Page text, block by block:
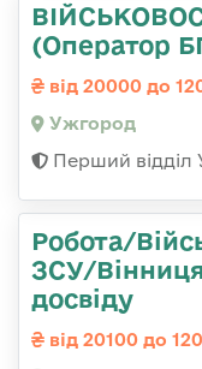
(Оператор
від 20000 до
Ужгород
Перший
Робота/
ЗСУ/
досвіду
від 20100 до